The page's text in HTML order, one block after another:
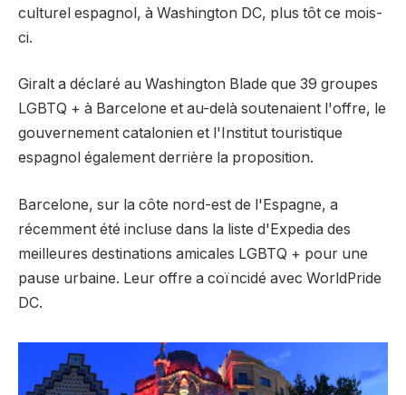
culturel espagnol, à Washington DC, plus tôt ce mois-
ci.
Giralt a déclaré au Washington Blade que 39 groupes
LGBTQ + à Barcelone et au-delà soutenaient l'offre, le
gouvernement catalonien et l'Institut touristique
espagnol également derrière la proposition.
Barcelone, sur la côte nord-est de l'Espagne, a
récemment été incluse dans la liste d'Expedia des
meilleures destinations amicales LGBTQ + pour une
pause urbaine. Leur offre a coïncidé avec WorldPride
DC.